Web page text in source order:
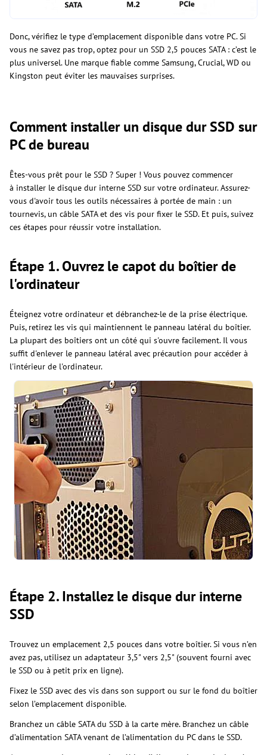
Donc, vérifiez le type d’emplacement disponible dans votre PC. Si
vous ne savez pas trop, optez pour un SSD 2,5 pouces SATA : c’est le
plus universel. Une marque fiable comme Samsung, Crucial, WD ou
Kingston peut éviter les mauvaises surprises.
Comment installer un disque dur SSD sur
PC de bureau
Êtes-vous prêt pour le SSD ? Super ! Vous pouvez commencer
à installer le disque dur interne SSD sur votre ordinateur. Assurez-
vous d'avoir tous les outils nécessaires à portée de main : un
tournevis, un câble SATA et des vis pour fixer le SSD. Et puis, suivez
ces étapes pour réussir votre installation.
Étape 1. Ouvrez le capot du boîtier de
l'ordinateur
Éteignez votre ordinateur et débranchez-le de la prise électrique.
Puis, retirez les vis qui maintiennent le panneau latéral du boîtier.
La plupart des boîtiers ont un côté qui s'ouvre facilement. Il vous
suffit d'enlever le panneau latéral avec précaution pour accéder à
l'intérieur de l'ordinateur.
Étape 2. Installez le disque dur interne
SSD
Trouvez un emplacement 2,5 pouces dans votre boîtier. Si vous n’en
avez pas, utilisez un adaptateur 3,5" vers 2,5" (souvent fourni avec
le SSD ou à petit prix en ligne).
Fixez le SSD avec des vis dans son support ou sur le fond du boîtier
selon l’emplacement disponible.
Branchez un câble SATA du SSD à la carte mère. Branchez un câble
d’alimentation SATA venant de l’alimentation du PC dans le SSD.